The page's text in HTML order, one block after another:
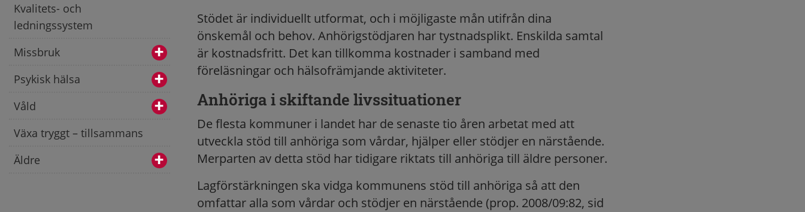
Kvalitets- och
ledningssystem
Missbruk
Psykisk hälsa
Våld
Växa tryggt – tillsammans
Äldre
Stödet är individuellt utformat, och i möjligaste mån utifrån dina
önskemål och behov. Anhörigstödjaren har tystnadsplikt. Enskilda samtal
är kostnadsfritt. Det kan tillkomma kostnader i samband med
föreläsningar och hälsofrämjande aktiviteter.
Anhöriga i skiftande livssituationer
De flesta kommuner i landet har de senaste tio åren arbetat med att
utveckla stöd till anhöriga som vårdar, hjälper eller stödjer en närstående.
Merparten av detta stöd har tidigare riktats till anhöriga till äldre personer.
Lagförstärkningen ska vidga kommunens stöd till anhöriga så att den
omfattar alla som vårdar och stödjer en närstående (prop. 2008/09:82, sid